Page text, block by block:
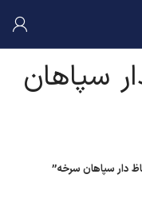
سپاهان
دار سپاهان سرخه”